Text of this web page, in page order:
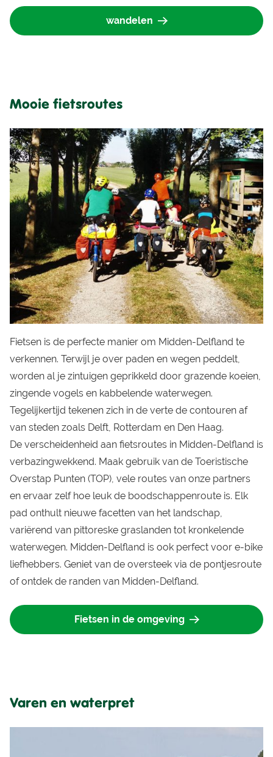
wandelen
Mooie fietsroutes
Fietsen is de perfecte manier om Midden-Delfland te
verkennen. Terwijl je over paden en wegen peddelt,
worden al je zintuigen geprikkeld door grazende koeien,
zingende vogels en kabbelende waterwegen.
Tegelijkertijd tekenen zich in de verte de contouren af
van steden zoals Delft, Rotterdam en Den Haag.
De verscheidenheid aan fietsroutes in Midden-Delfland is
verbazingwekkend. Maak gebruik van de Toeristische
Overstap Punten (TOP), vele routes van onze partners
en ervaar zelf hoe leuk de boodschappenroute is. Elk
pad onthult nieuwe facetten van het landschap,
variërend van pittoreske graslanden tot kronkelende
waterwegen. Midden-Delfland is ook perfect voor e-bike
liefhebbers. Geniet van de oversteek via de pontjesroute
of ontdek de randen van Midden-Delfland.
Fietsen in de omgeving
Varen en waterpret